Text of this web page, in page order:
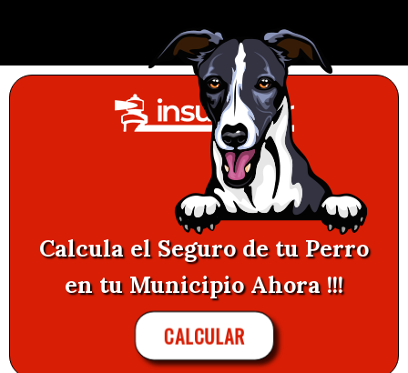
Calcula el Seguro de tu Perro
en tu Municipio Ahora !!!
CALCULAR